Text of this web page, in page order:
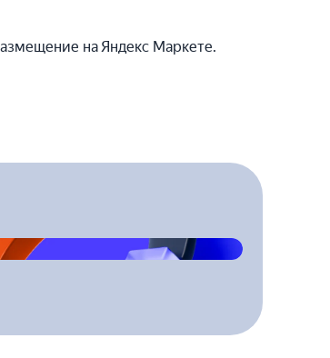
на Яндекс Маркете.